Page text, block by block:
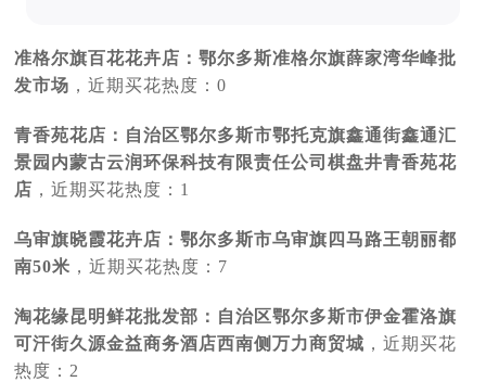
准格尔旗百花花卉店：鄂尔多斯准格尔旗薛家湾华峰批
发市场 ，近期买花热度：0
青香苑花店：自治区鄂尔多斯市鄂托克旗鑫通街鑫通汇
景园内蒙古云润环保科技有限责任公司棋盘井青香苑花
店 ，近期买花热度：1
乌审旗晓霞花卉店：鄂尔多斯市乌审旗四马路王朝丽都
南50米 ，近期买花热度：7
淘花缘昆明鲜花批发部：自治区鄂尔多斯市伊金霍洛旗
可汗街久源金益商务酒店西南侧万力商贸城 ，近期买花
热度：2